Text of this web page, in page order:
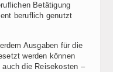
Betätigung
beruflich genutzt
Ausgaben für die
werden können
die Reisekosten –